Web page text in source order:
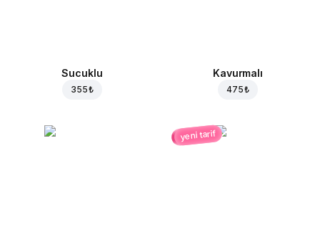
Sucuklu
355 ₺
Kavurmalı
475 ₺
yeni tarif